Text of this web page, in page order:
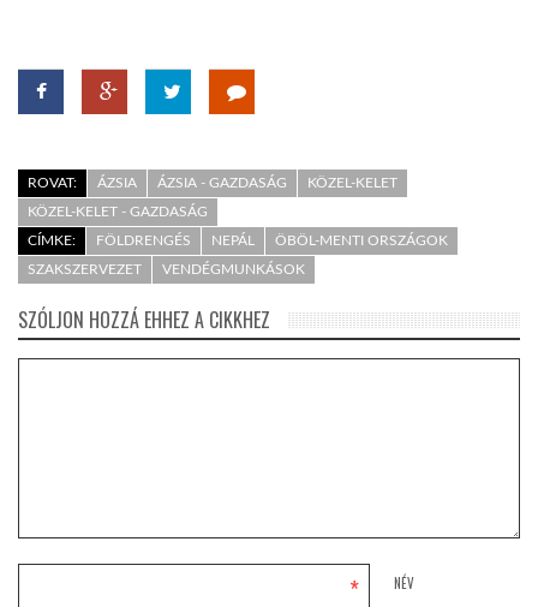
ROVAT: ÁZSIA ÁZSIA - GAZDASÁG
KÖZEL-KELET
KÖZEL-KELET - GAZDASÁG
CÍMKE:
FÖLDRENGÉS NEPÁL
ÖBÖL-MENTI ORSZÁGOK
SZAKSZERVEZET
VENDÉGMUNKÁSOK
SZÓLJON HOZZÁ EHHEZ A CIKKHEZ
NÉV
*